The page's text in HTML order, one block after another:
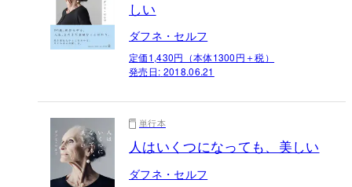
しい
ダフネ・セルフ
定価1,430円（本体1300円＋税）
発売日: 2018.06.21
単行本
人はいくつになっても、美しい
ダフネ・セルフ